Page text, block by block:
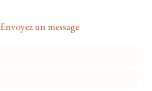
Envoyez un message